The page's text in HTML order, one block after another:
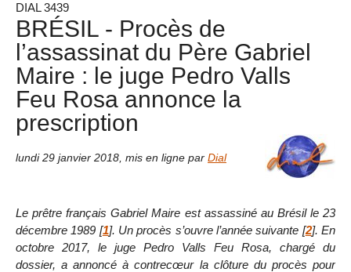
DIAL 3439
BRÉSIL - Procès de
l’assassinat du Père Gabriel
Maire : le juge Pedro Valls
Feu Rosa annonce la
prescription
lundi 29 janvier 2018 mis en ligne par Dial
Le prêtre français Gabriel Maire est assassiné au Brésil le 23
décembre 1989 [1]. Un procès s’ouvre l’année suivante [2]. En
octobre 2017, le juge Pedro Valls Feu Rosa, chargé du
dossier, a annoncé à contrecœur la clôture du procès pour